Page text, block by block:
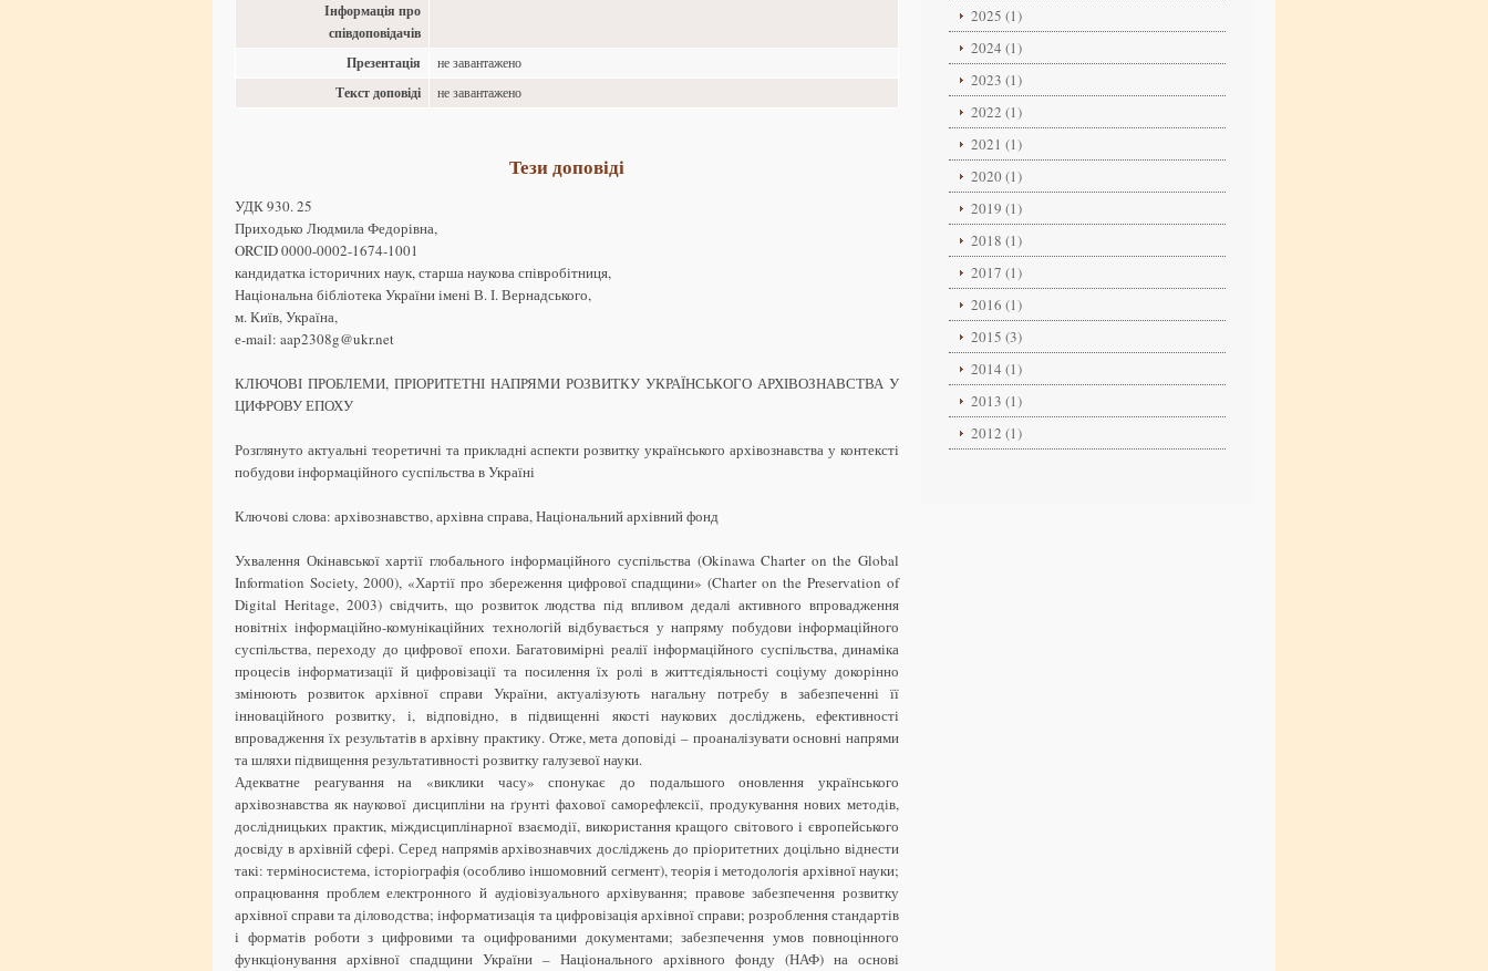
Інформація про
співдоповідачів
Презентація
не завантажено
Текст доповіді не завантажено
Тези доповіді
УДК 930. 25
Приходько Людмила Федорівна,
ORCID 0000-0002-1674-1001
кандидатка історичних наук, старша наукова співробітниця,
Національна бібліотека України імені В. І. Вернадського,
м. Київ, Україна,
е-mail: aap2308g@ukr.net
КЛЮЧОВІ ПРОБЛЕМИ, ПРІОРИТЕТНІ НАПРЯМИ РОЗВИТКУ УКРАЇНСЬКОГО АРХІВОЗНАВСТВА У
ЦИФРОВУ ЕПОХУ
Розглянуто актуальні теоретичні та прикладні аспекти розвитку українського архівознавства у контексті
побудови інформаційного суспільства в Україні
Ключові слова: архівознавство, архівна справа, Національний архівний фонд
Ухвалення Окінавської хартії глобального інформаційного суспільства (Okinawa Charter on the Global
Information Society, 2000), «Хартії про збереження цифрової спадщини» (Charter on the Preservation of
Digital Heritage, 2003) свідчить, що розвиток людства під впливом дедалі активного впровадження
новітніх інформаційно-комунікаційних технологій відбувається у напряму побудови інформаційного
суспільства, переходу до цифрової епохи. Багатовимірні реалії інформаційного суспільства, динаміка
процесів інформатизації й цифровізації та посилення їх ролі в життєдіяльності соціуму докорінно
змінюють розвиток архівної справи України, актуалізують нагальну потребу в забезпеченні її
інноваційного розвитку, і, відповідно, в підвищенні якості наукових досліджень, ефективності
впровадження їх результатів в архівну практику. Отже, мета доповіді – проаналізувати основні напрями
та шляхи підвищення результативності розвитку галузевої науки.
Адекватне реагування на «виклики часу» спонукає до подальшого оновлення українського
архівознавства як наукової дисципліни на ґрунті фахової саморефлексії, продукування нових методів,
дослідницьких практик, міждисциплінарної взаємодії, використання кращого світового і європейського
досвіду в архівній сфері. Серед напрямів архівознавчих досліджень до пріоритетних доцільно віднести
такі: терміносистема, історіографія (особливо іншомовний сегмент), теорія і методологія архівної науки;
опрацювання проблем електронного й аудіовізуального архівування; правове забезпечення розвитку
архівної справи та діловодства; інформатизація та цифровізація архівної справи; розроблення стандартів
і форматів роботи з цифровими та оцифрованими документами; забезпечення умов повноцінного
функціонування архівної спадщини України – Національного архівного фонду (НАФ) на основі
2025 (1)
2024 (1)
2023 (1)
2022 (1)
2021 (1)
2020 (1)
2019 (1)
2018 (1)
2017 (1)
2016 (1)
2015 (3)
2014 (1)
2013 (1)
2012 (1)